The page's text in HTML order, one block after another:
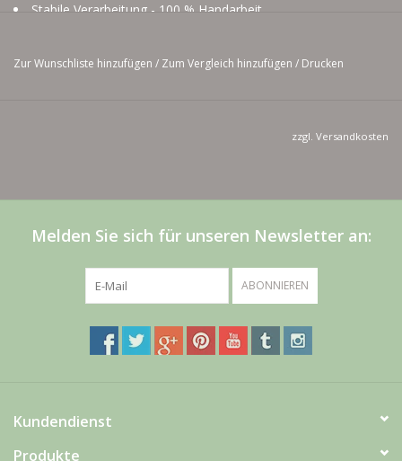
Stabile Verarbeitung - 100 % Handarbeit
Wunsch, also bei Bestellung einfach den
Zur Wunschliste hinzufügen / Zum Vergleich hinzufügen / Drucken
zzgl. Versandkosten
Melden Sie sich für unseren Newsletter an:
ABONNIEREN
Kundendienst
Produkte